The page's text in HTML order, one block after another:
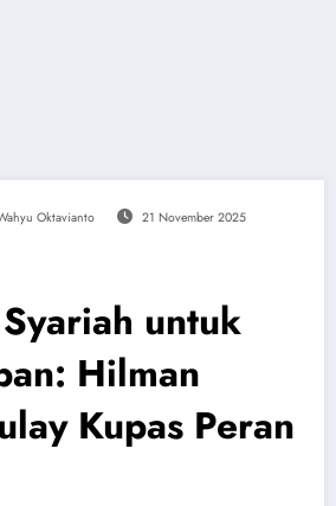
Oktavianto 21 November 2025
untuk
Hilman
Kupas Peran